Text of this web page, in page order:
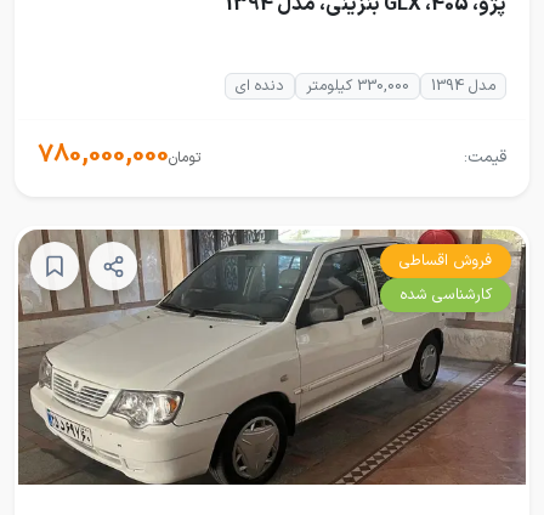
مدل 1394 330,000 کیلومتر دنده ای
قیمت: 780,000,000تومان
فروش اقساطی
کارشناسی شده